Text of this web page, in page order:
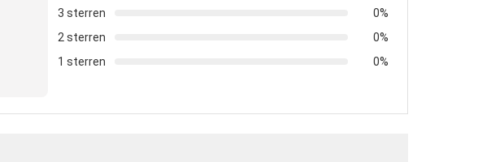
3 sterren
0%
2 sterren
0%
1 sterren
0%